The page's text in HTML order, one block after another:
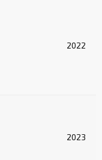
2022
2023